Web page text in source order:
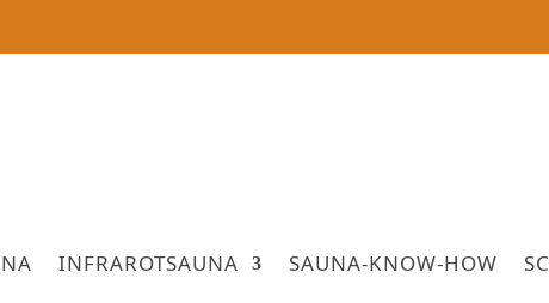
INFRAROTSAUNA SAUNA-KNOW-HOW